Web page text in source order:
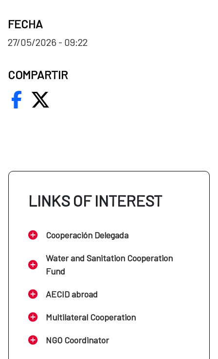
FECHA
27/05/2026 - 09:22
COMPARTIR
LINKS OF INTEREST
Cooperación Delegada
Water and Sanitation Cooperation
Fund
AECID abroad
Multilateral Cooperation
NGO Coordinator